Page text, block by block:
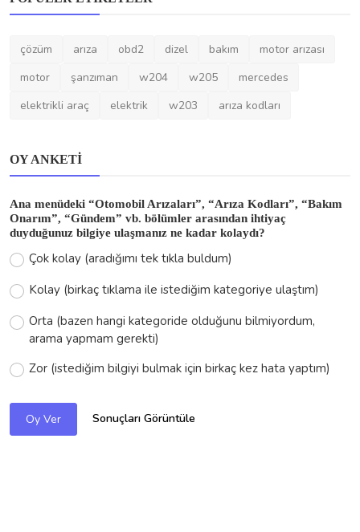
çözüm arıza obd2 dizel bakım
motor arızası
motor
şanzıman w204 w205
mercedes
elektrikli araç
elektrik w203 arıza kodları
OY ANKETI
Ana menüdeki “Otomobil Arızaları”, “Arıza Kodları”, “Bakım
Onarım”, “Gündem” vb. bölümler arasından ihtiyaç
duyduğunuz bilgiye ulaşmanız ne kadar kolaydı?
Çok kolay (aradığımı tek tıkla buldum)
Kolay (birkaç tıklama ile istediğim kategoriye ulaştım)
Orta (bazen hangi kategoride olduğunu bilmiyordum,
arama yapmam gerekti)
Zor (istediğim bilgiyi bulmak için birkaç kez hata yaptım)
Oy Ver Sonuçları Görüntüle